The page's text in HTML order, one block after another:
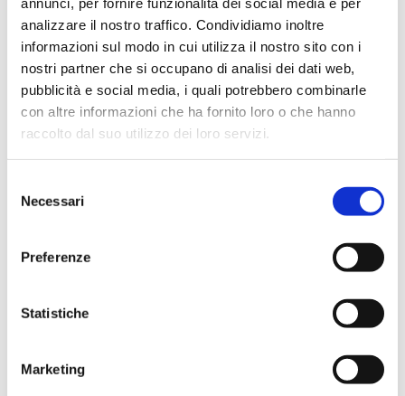
analizzare il nostro traffico. Condividiamo inoltre
informazioni sul modo in cui utilizza il nostro sito con i
nostri partner che si occupano di analisi dei dati web,
pubblicità e social media, i quali potrebbero combinarle
con altre informazioni che ha fornito loro o che hanno
raccolto dal suo utilizzo dei loro servizi.
delNecessari
Preferenze
Statistiche
Marketing
SCOPRI IL PRODOTTO